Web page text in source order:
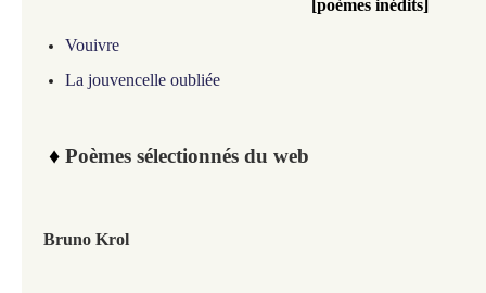
[poèmes inédits]
Vouivre
La jouvencelle oubliée
♦ Poèmes sélectionnés du web
Bruno Krol